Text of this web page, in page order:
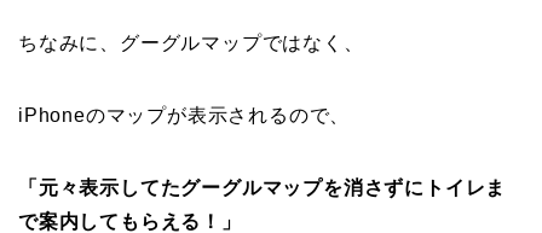
ちなみに、グーグルマップではなく、
iPhoneのマップが表示されるので、
「元々表示してたグーグルマップを消さずにトイレま
で案内してもらえる！」